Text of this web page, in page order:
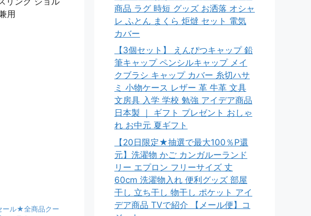
用
ル★全商品クー
商品 ラグ 時短 グッズ お洒落 オシャ
レ ふとん まくら 炬燵 セット 電気
カバー
【3個セット】 えんぴつキャップ 鉛
筆キャップ ペンシルキャップ メイ
クブラシ キャップ カバー 糸切ハサ
ミ 小物ケース レザー 革 牛革 文具
文房具 入学 学校 勉強 アイデア商品
日本製 ｜ ギフト プレゼント おしゃ
れ お中元 夏ギフト
【20日限定★抽選で最大100％P還
元】洗濯物 かご カンガルーランド
リー エプロン フリーサイズ 丈
60cm 洗濯物入れ 便利グッズ 部屋
干し 立ち干し 物干し ポケット アイ
デア商品 TVで紹介 【メール便】コ